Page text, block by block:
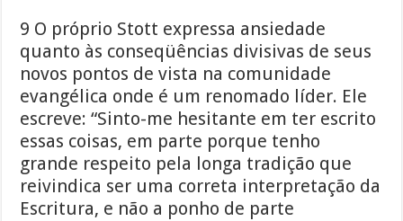
9 O próprio Stott expressa ansiedade
quanto às conseqüências divisivas de seus
novos pontos de vista na comunidade
evangélica onde é um renomado líder. Ele
escreve: “Sinto-me hesitante em ter escrito
essas coisas, em parte porque tenho
grande respeito pela longa tradição que
reivindica ser uma correta interpretação da
Escritura, e não a ponho de parte